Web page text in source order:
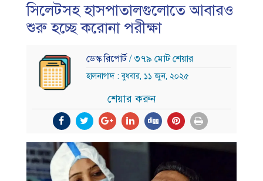
সিলেটসহ হাসপাতালগুলোতে আবারও
শুরু হচ্ছে করোনা পরীক্ষা
ডেস্ক রিপোর্ট/ ৩৭৯ মোট শেয়ার
হালনাগাদ : বুধবার, ১১ জুন, ২০২৫
শেয়ার করুন